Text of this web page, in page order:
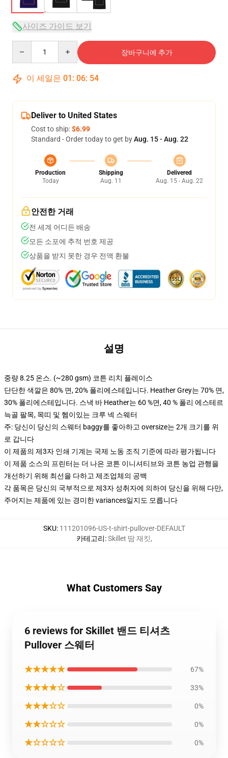
사이즈 가이드 보기
장바구니에 추가
이 세일은 01 : 06: 53
Deliver to United States
Cost to ship:$6.99
Standard - Order today to get byAug. 15 - Aug. 22
Production
Today
Shipping
Aug. 11
Delivered
Aug. 15 - Aug. 22
안전한 거래
전 세계 어디든 배송
모든 소포에 추적 번호 제공
상품을 받지 못한 경우 전액 환불
설명
중량 8.25 온스. (~280 gsm) 코튼 리치 플레이스
단단한 색깔은 80% 면, 20% 폴리에스테입니다. Heather Grey는 70% 면,
30% 폴리에스테입니다. 스낵 바 Heather는 60 %면, 40 % 폴리 에스테르
늑골 팔목, 목띠 및 헴이있는 크루 넥 스웨터
주: 당신이 당신의 스웨터 baggy를 좋아하고 oversize는 2개 크기를 위
로 갑니다
이 제품의 제3자 인쇄 기계는 국제 노동 조직 기준에 따라 평가됩니다
이 제품 소스의 프린터는 더 나은 코튼 이니셔티브와 코튼 농업 관행을
개선하기 위해 최선을 다하고 제조업체의 공백
각 품목은 당신의 국부적으로 제3자 성취자에 의하여 당신을 위해 다만,
주어지는 제품에 있는 경미한 variances일지도 모릅니다
SKU: 111201096-US-t-shirt-pullover-DEFAULT
카테고리:Skillet 땀 재킷,
What Customers Say
6 reviews for Skillet 밴드 티셔츠
Pullover 스웨터
★★★★★ 67%
★★★★☆ 33%
★★★☆☆ 0%
★★☆☆☆ 0%
★☆☆☆☆ 0%